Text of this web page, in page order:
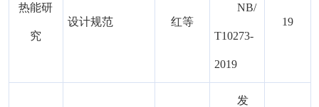
热能研
究
设计规范 红等
NB/
T10273-
2019
19
发